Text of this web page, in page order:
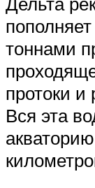
тоннами
протоки и
Вся эта